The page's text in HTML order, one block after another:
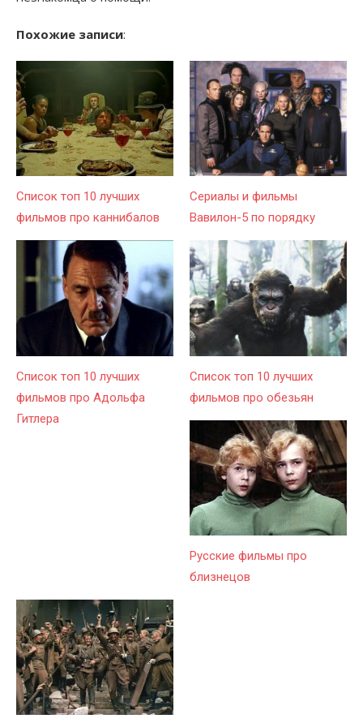
Похожие записи:
Список топ 10 лучших
фильмов про каннибалов
Сериалы и фильмы
Вавилон-5 по порядку
Список топ 10 лучших
фильмов про Адольфа
Гитлера
Список топ 10 лучших
фильмов про обезьян
Русские фильмы про
близнецов